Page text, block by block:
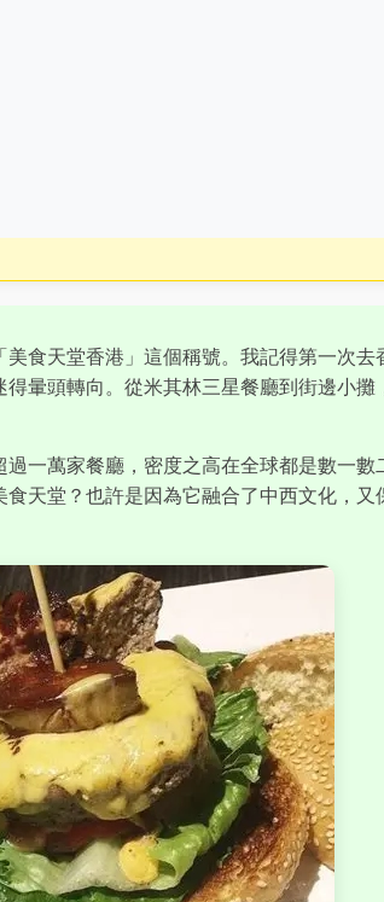
食天堂香港」這個稱號。我記得第一次去
暈頭轉向。從米其林三星餐廳到街邊小攤
一萬家餐廳，密度之高在全球都是數一數
天堂？也許是因為它融合了中西文化，又